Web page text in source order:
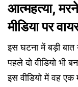
आत्महत्या,
मीडिया पर
इस घटना में बड़ी
पहले दो वीडियो भी
इस वीडियो में वह